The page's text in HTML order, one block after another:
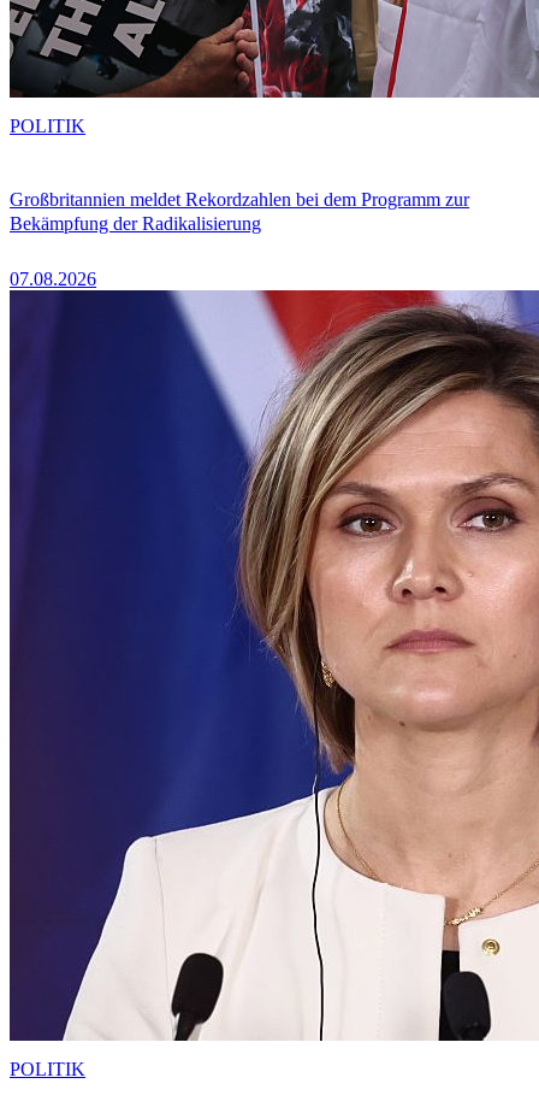
Großbritannien meldet Rekordzahlen bei dem Programm zur
Bekämpfung der Radikalisierung
07.08.2026
POLITIK
POLITIK